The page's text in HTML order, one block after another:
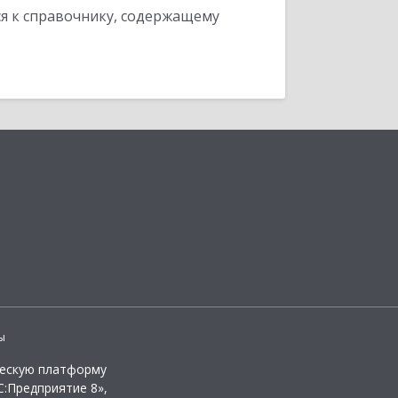
к справочнику, содержащему
платформу
8»,